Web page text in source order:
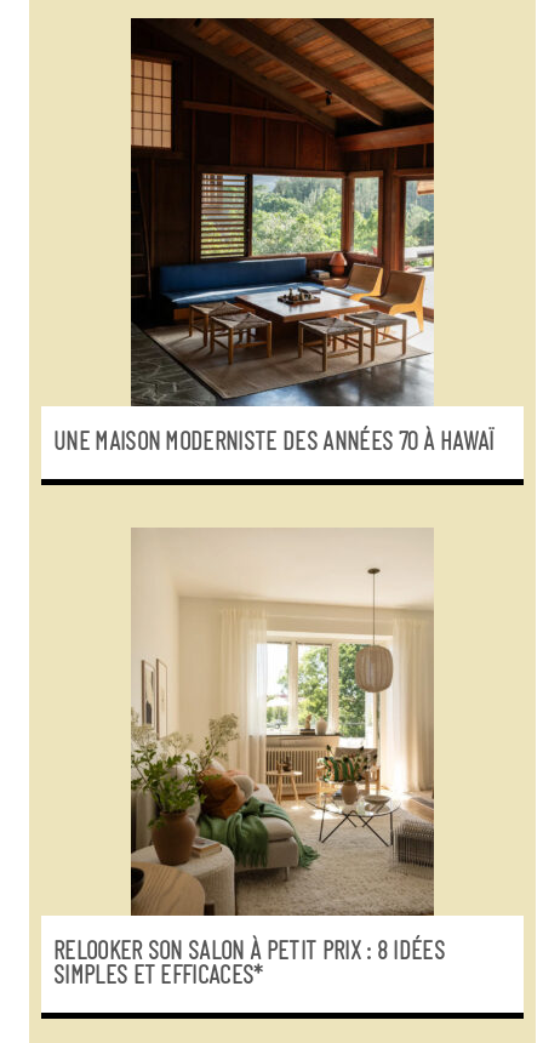
UNE MAISON MODERNISTE DES ANNÉES 70 À HAWAÏ
RELOOKER SON SALON À PETIT PRIX : 8 IDÉES
SIMPLES ET EFFICACES*